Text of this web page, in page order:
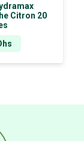
Citron 20